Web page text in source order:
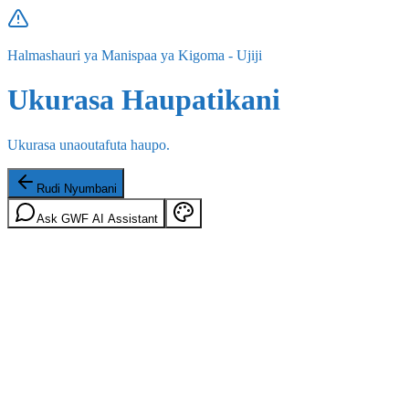
Halmashauri ya Manispaa ya Kigoma - Ujiji
Ukurasa Haupatikani
Ukurasa unaoutafuta haupo.
Rudi Nyumbani
Ask GWF AI Assistant